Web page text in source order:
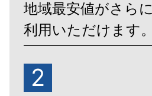
地域最安値がさら
利用いただけます。
2